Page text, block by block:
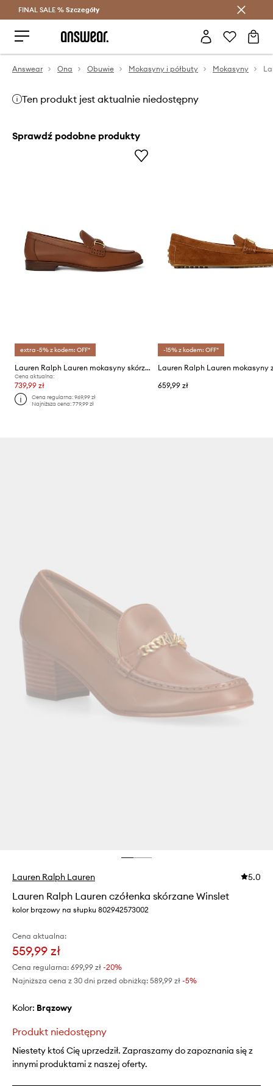
Oszczędzaj z Answear Club >
FINAL SALE % Szczegóły
Answear Ona Obuwie Mokasyny i półbuty Mokasyny
Ten produkt jest aktualnie niedostępny
Sprawdź podobne produkty
extra -5% z kodem: OFF*
Lauren Ralph Lauren mokasyny skórzane Tasha Loafer
Cena aktualna:
739,99 zł
Cena regularna:969,99 zł
Najniższa cena:779,99 zł
-15% z kodem: OFF*
659,99 zł
Lauren Ralph Lauren 5.0
Lauren Ralph Lauren czółenka skórzane Winslet
kolor brązowy na słupku 802942573002
Cena aktualna:
559,99 zł
Cena regularna: 699,99 zł -20%
Najniższa cena z 30 dni przed obniżką: 589,99 zł -5%
Kolor: brązowy
Produkt niedostępny
Niestety ktoś Cię uprzedził. Zapraszamy do zapoznania się z
innymi produktami z naszej oferty.